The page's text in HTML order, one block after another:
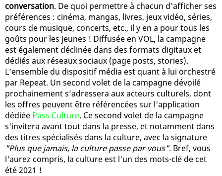
conversation. De quoi permettre à chacun d'afficher ses
préférences : cinéma, mangas, livres, jeux vidéo, séries,
cours de musique, concerts, etc., il y en a pour tous les
goûts pour les jeunes ! Diffusée en VOL, la campagne
est également déclinée dans des formats digitaux et
dédiés aux réseaux sociaux (page posts, stories).
L’ensemble du dispositif média est quant à lui orchestré
par Repeat. Un second volet de la campagne dévoilé
prochainement s’adressera aux acteurs culturels, dont
les offres peuvent être référencées sur l'application
dédiée Pass Culture. Ce second volet de la campagne
s'invitera avant tout dans la presse, et notamment dans
des titres spécialisés dans la culture, avec la signature
"Plus que jamais, la culture passe par vous". Bref, vous
l'aurez compris, la culture est l'un des mots-clé de cet
été 2021 !